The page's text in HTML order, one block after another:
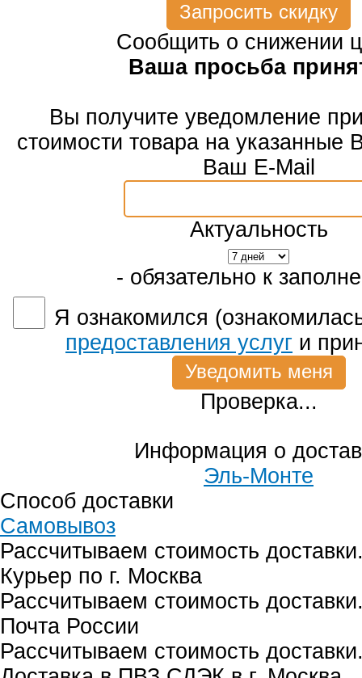
Запросить скидку
Сообщить о снижении
Ваша просьба
Вы получите уведомление
стоимости товара на указанные
Ваш E-Mail
Актуальность
- обязательно к
Я ознакомился
предоставления услуг и
Проверка...
Информация о
Эль-Монте
Способ доставки
Самовывоз
Рассчитываем стоимость
Курьер по г. Москва
Рассчитываем стоимость
Почта России
Рассчитываем стоимость